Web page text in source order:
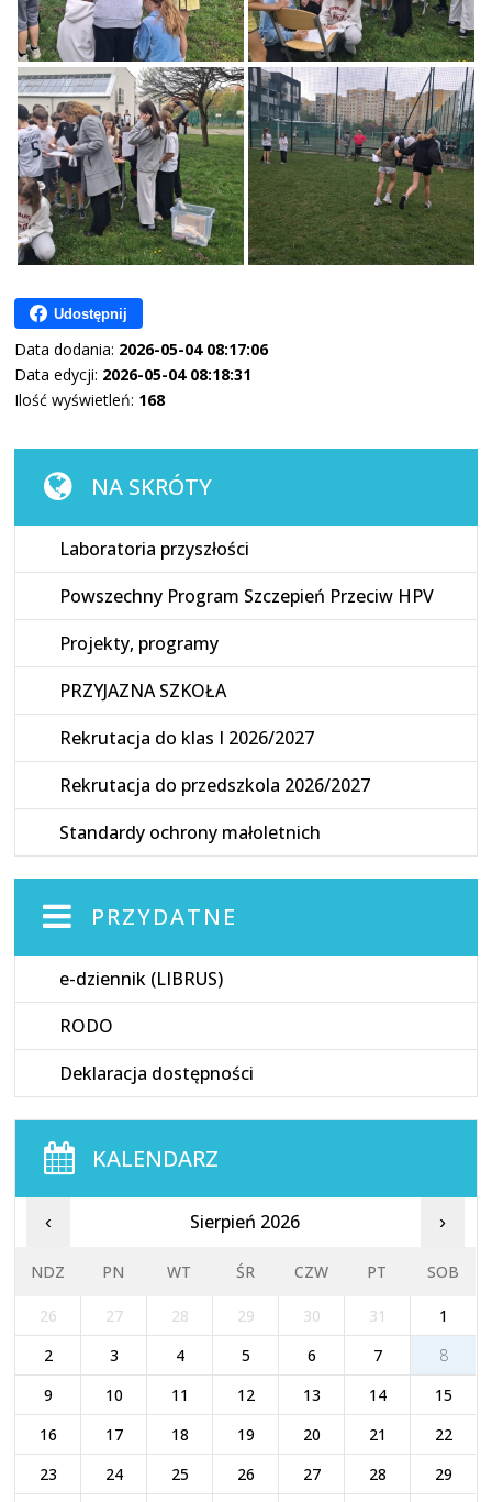
Udostępnij
Data dodania: 2026-05-04 08:17:06
Data edycji: 2026-05-04 08:18:31
Ilość wyświetleń: 168
NA SKRÓTY
Laboratoria przyszłości
Powszechny Program Szczepień Przeciw HPV
Projekty, programy
PRZYJAZNA SZKOŁA
Rekrutacja do klas I 2026/2027
Rekrutacja do przedszkola 2026/2027
Standardy ochrony małoletnich
PRZYDATNE
e-dziennik (LIBRUS)
RODO
Deklaracja dostępności
KALENDARZ
‹ Sierpień 2026 ›
NDZ PN WT ŚR CZW PT SOB
26 27 28 29 30 31
1
2
3 4 5 6 7
8
9
10 11 12 13 14
15
16
17 18 19 20 21
22
23
24 25 26 27 28
29